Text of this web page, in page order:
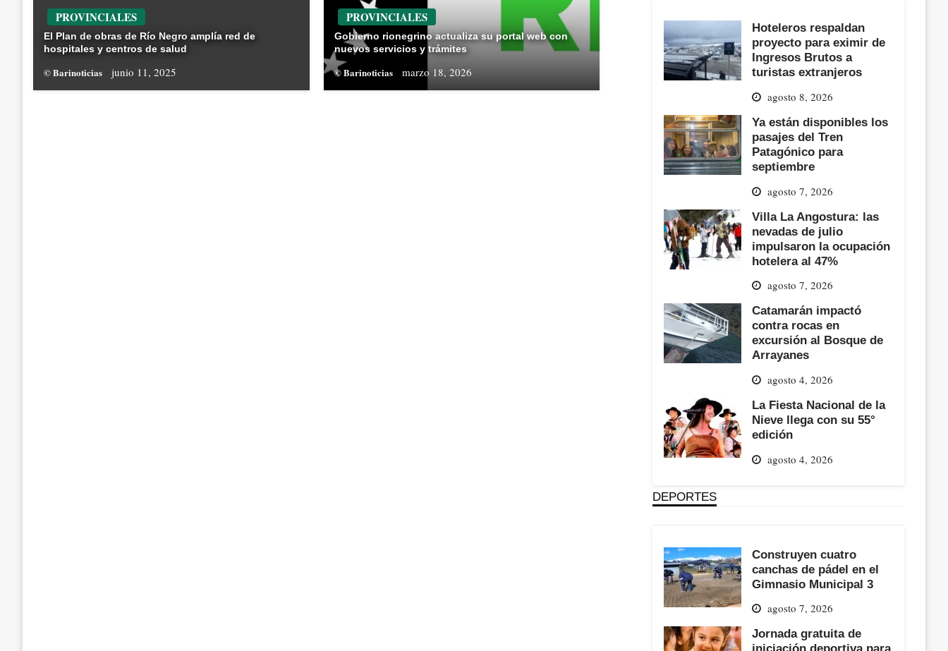
PROVINCIALES
El Plan de obras de Río Negro amplía red de
hospitales y centros de salud
© Barinoticias junio 11, 2025
PROVINCIALES
Gobierno rionegrino actualiza su portal web con
nuevos servicios y trámites
© Barinoticias marzo 18, 2026
Hoteleros respaldan
proyecto para eximir de
Ingresos Brutos a
turistas extranjeros
agosto 8, 2026
Ya están disponibles los
pasajes del Tren
Patagónico para
septiembre
agosto 7, 2026
Villa La Angostura: las
nevadas de julio
impulsaron la ocupación
hotelera al 47%
agosto 7, 2026
Catamarán impactó
contra rocas en
excursión al Bosque de
Arrayanes
agosto 4, 2026
La Fiesta Nacional de la
Nieve llega con su 55°
edición
agosto 4, 2026
DEPORTES
Construyen cuatro
canchas de pádel en el
Gimnasio Municipal 3
agosto 7, 2026
Jornada gratuita de
iniciación deportiva para